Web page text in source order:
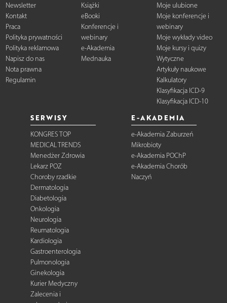
Newsletter
Kontakt
Praca
Polityka prywatności
Polityka reklamowa
Napisz do nas
Nota prawna
Regulamin
Książki
eBooki
Konferencje i
webinary
e-Akademia
Mednauka
Moje ulubione
Moje konferencje i
webinary
Moje wykłady video
Moje kursy i quizy
Wytyczne
Artykuły naukowe
Kalkulatory
Klasyfikacja ICD-9
Klasyfikacja ICD-10
SERWISY
KONGRES TOP
MEDICAL TRENDS
Menedżer Zdrowia
Lekarz POZ
Choroby rzadkie
Dermatologia
Diabetologia
Onkologia
Neurologia
Reumatologia
Kardiologia
Gastroenterologia
Pulmonologia
Ginekologia
Kurier Medyczny
Zalecenia i
E-AKADEMIA
e-Akademia Zaburzeń
Mikrobioty
e-Akademia POChP
e-Akademia Chorób
Naczyń